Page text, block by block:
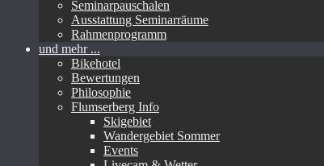
Seminarpauschalen
Ausstattung Seminarräume
Rahmenprogramm
und mehr ...
Bikehotel
Bewertungen
Philosophie
Flumserberg Info
Skigebiet
Wandergebiet Sommer
Events